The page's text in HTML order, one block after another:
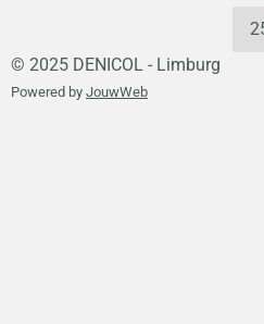
© 2025 DENICOL - Limburg
Powered by JouwWeb